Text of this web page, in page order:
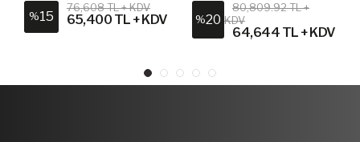
%15
76,608 TL + KDV
65,400 TL + KDV %20
80,809.92 TL +
KDV
64,644 TL + KDV